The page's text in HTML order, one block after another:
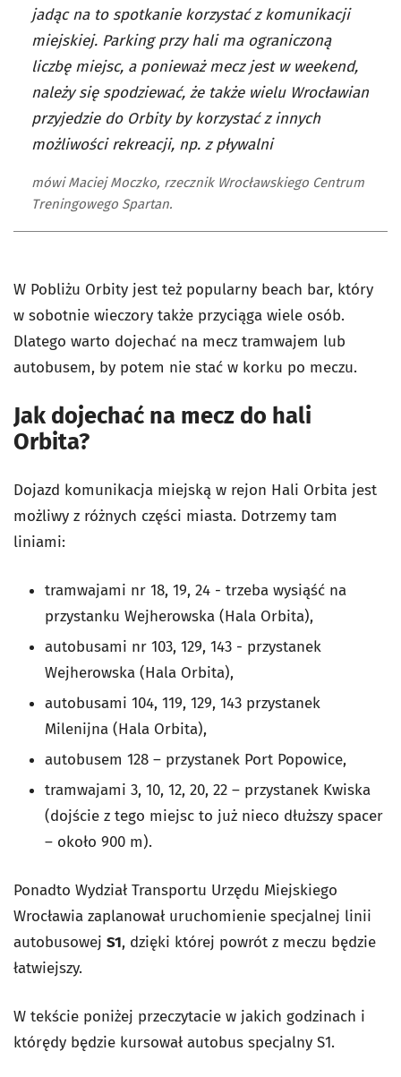
jadąc na to spotkanie korzystać z komunikacji
miejskiej. Parking przy hali ma ograniczoną
liczbę miejsc, a ponieważ mecz jest w weekend,
należy się spodziewać, że także wielu Wrocławian
przyjedzie do Orbity by korzystać z innych
możliwości rekreacji, np. z pływalni
mówi Maciej Moczko, rzecznik Wrocławskiego Centrum
Treningowego Spartan.
W Pobliżu Orbity jest też popularny beach bar, który
w sobotnie wieczory także przyciąga wiele osób.
Dlatego warto dojechać na mecz tramwajem lub
autobusem, by potem nie stać w korku po meczu.
Jak dojechać na mecz do hali
Orbita?
Dojazd komunikacja miejską w rejon Hali Orbita jest
możliwy z różnych części miasta. Dotrzemy tam
liniami:
tramwajami nr 18, 19, 24 - trzeba wysiąść na
przystanku Wejherowska (Hala Orbita),
autobusami nr 103, 129, 143 - przystanek
Wejherowska (Hala Orbita),
autobusami 104, 119, 129, 143 przystanek
Milenijna (Hala Orbita),
autobusem 128 – przystanek Port Popowice,
tramwajami 3, 10, 12, 20, 22 – przystanek Kwiska
(dojście z tego miejsc to już nieco dłuższy spacer
– około 900 m).
Ponadto Wydział Transportu Urzędu Miejskiego
Wrocławia zaplanował uruchomienie specjalnej linii
autobusowej S1, dzięki której powrót z meczu będzie
łatwiejszy.
W tekście poniżej przeczytacie w jakich godzinach i
którędy będzie kursował autobus specjalny S1.